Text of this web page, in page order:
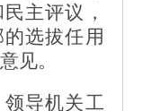
主评议，
选拔任用
见。
导机关工